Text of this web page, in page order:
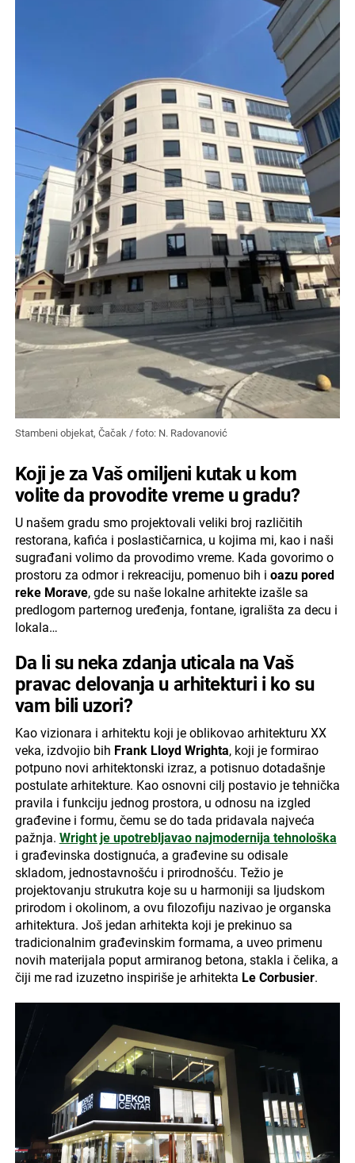
Stambeni objekat, Čačak / foto: N. Radovanović
Koji je za Vaš omiljeni kutak u kom
volite da provodite vreme u gradu?
U našem gradu smo projektovali veliki broj različitih
restorana, kafića i poslastičarnica, u kojima mi, kao i naši
sugrađani volimo da provodimo vreme. Kada govorimo o
prostoru za odmor i rekreaciju, pomenuo bih i oazu pored
reke Morave, gde su naše lokalne arhitekte izašle sa
predlogom parternog uređenja, fontane, igrališta za decu i
lokala…
Da li su neka zdanja uticala na Vaš
pravac delovanja u arhitekturi i ko su
vam bili uzori?
Kao vizionara i arhitektu koji je oblikovao arhitekturu XX
veka, izdvojio bih Frank Lloyd Wrighta, koji je formirao
potpuno novi arhitektonski izraz, a potisnuo dotadašnje
postulate arhitekture. Kao osnovni cilj postavio je tehnička
pravila i funkciju jednog prostora, u odnosu na izgled
građevine i formu, čemu se do tada pridavala najveća
pažnja. Wright je upotrebljavao najmodernija tehnološka
i građevinska dostignuća, a građevine su odisale
skladom, jednostavnošću i prirodnošću. Težio je
projektovanju strukutra koje su u harmoniji sa ljudskom
prirodom i okolinom, a ovu filozofiju nazivao je organska
arhitektura. Još jedan arhitekta koji je prekinuo sa
tradicionalnim građevinskim formama, a uveo primenu
novih materijala poput armiranog betona, stakla i čelika, a
čiji me rad izuzetno inspiriše je arhitekta Le Corbusier.